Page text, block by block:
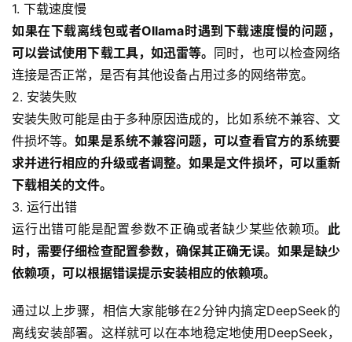
1. 下载速度慢
如果在下载离线包或者Ollama时遇到下载速度慢的问题，
可以尝试使用下载工具，如迅雷等。 同时，也可以检查网络
连接是否正常，是否有其他设备占用过多的网络带宽。
2. 安装失败
安装失败可能是由于多种原因造成的，比如系统不兼容、文
件损坏等。如果是系统不兼容问题，可以查看官方的系统要
求并进行相应的升级或者调整。如果是文件损坏，可以重新
下载相关的文件。
3. 运行出错
运行出错可能是配置参数不正确或者缺少某些依赖项。 此
时，需要仔细检查配置参数，确保其正确无误。如果是缺少
依赖项，可以根据错误提示安装相应的依赖项。
通过以上步骤，相信大家能够在2分钟内搞定DeepSeek的
离线安装部署。这样就可以在本地稳定地使用DeepSeek，